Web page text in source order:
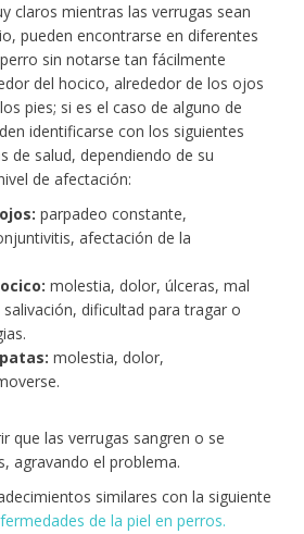
claros mientras las verrugas sean
pueden encontrarse en diferentes
sin notarse tan fácilmente
del hocico, alrededor de los ojos
pies; si es el caso de alguno de
identificarse con los siguientes
de salud, dependiendo de su
de afectación:
parpadeo constante,
afectación de la
molestia, dolor, úlceras, mal
dificultad para tragar o
molestia, dolor,
que las verrugas sangren o se
agravando el problema.
similares con la siguiente
de la piel en perros.